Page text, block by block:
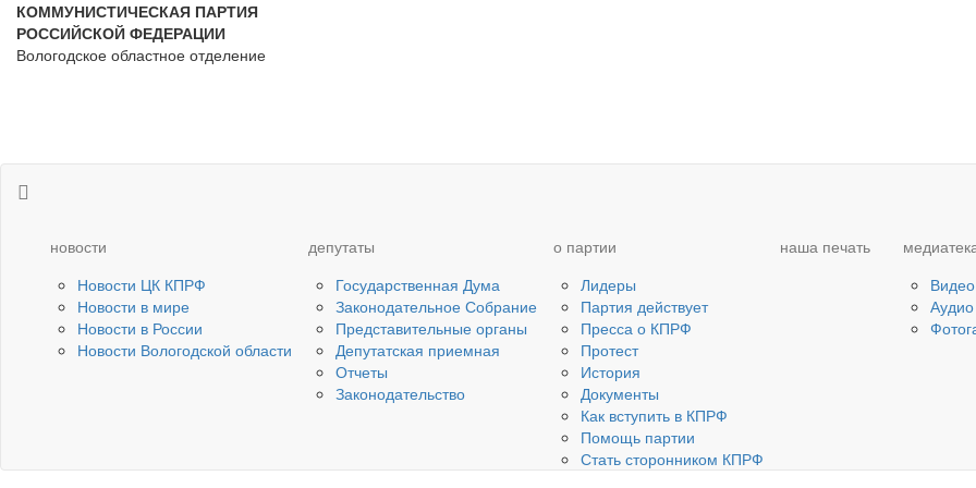
КОММУНИСТИЧЕСКАЯ ПАРТИЯ
РОССИЙСКОЙ ФЕДЕРАЦИИ
Вологодское областное отделение
новости
Новости ЦК КПРФ
Новости в мире
Новости в России
Новости Вологодской области
депутаты
Государственная Дума
Законодательное Собрание
Представительные органы
Депутатская приемная
Отчеты
Законодательство
о партии
Лидеры
Партия действует
Пресса о КПРФ
Протест
История
Документы
Как вступить в КПРФ
Помощь партии
Стать сторонником КПРФ
наша печать
Видео
Аудио